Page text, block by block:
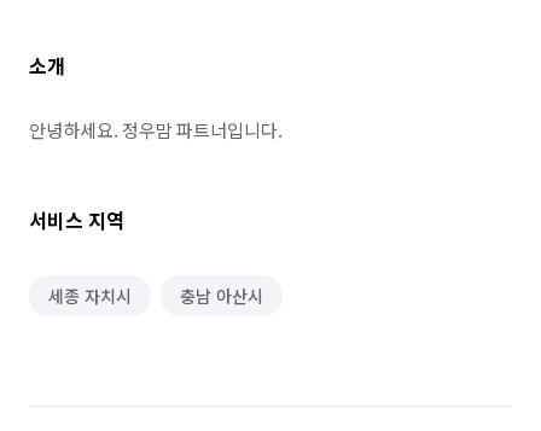
소개
안녕하세요. 정우맘 파트너입니다.
서비스 지역
세종 자치시 충남 아산시